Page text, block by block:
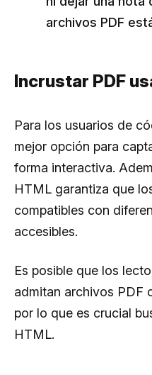
archivos PDF
Incrustar PDF
Para los usuarios de
mejor opción para
forma interactiva.
HTML garantiza que
compatibles con
accesibles.
Es posible que los
admitan archivos PDF
por lo que es crucial
HTML.